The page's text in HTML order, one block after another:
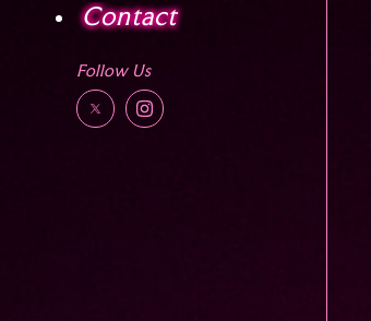
Contact
Follow Us